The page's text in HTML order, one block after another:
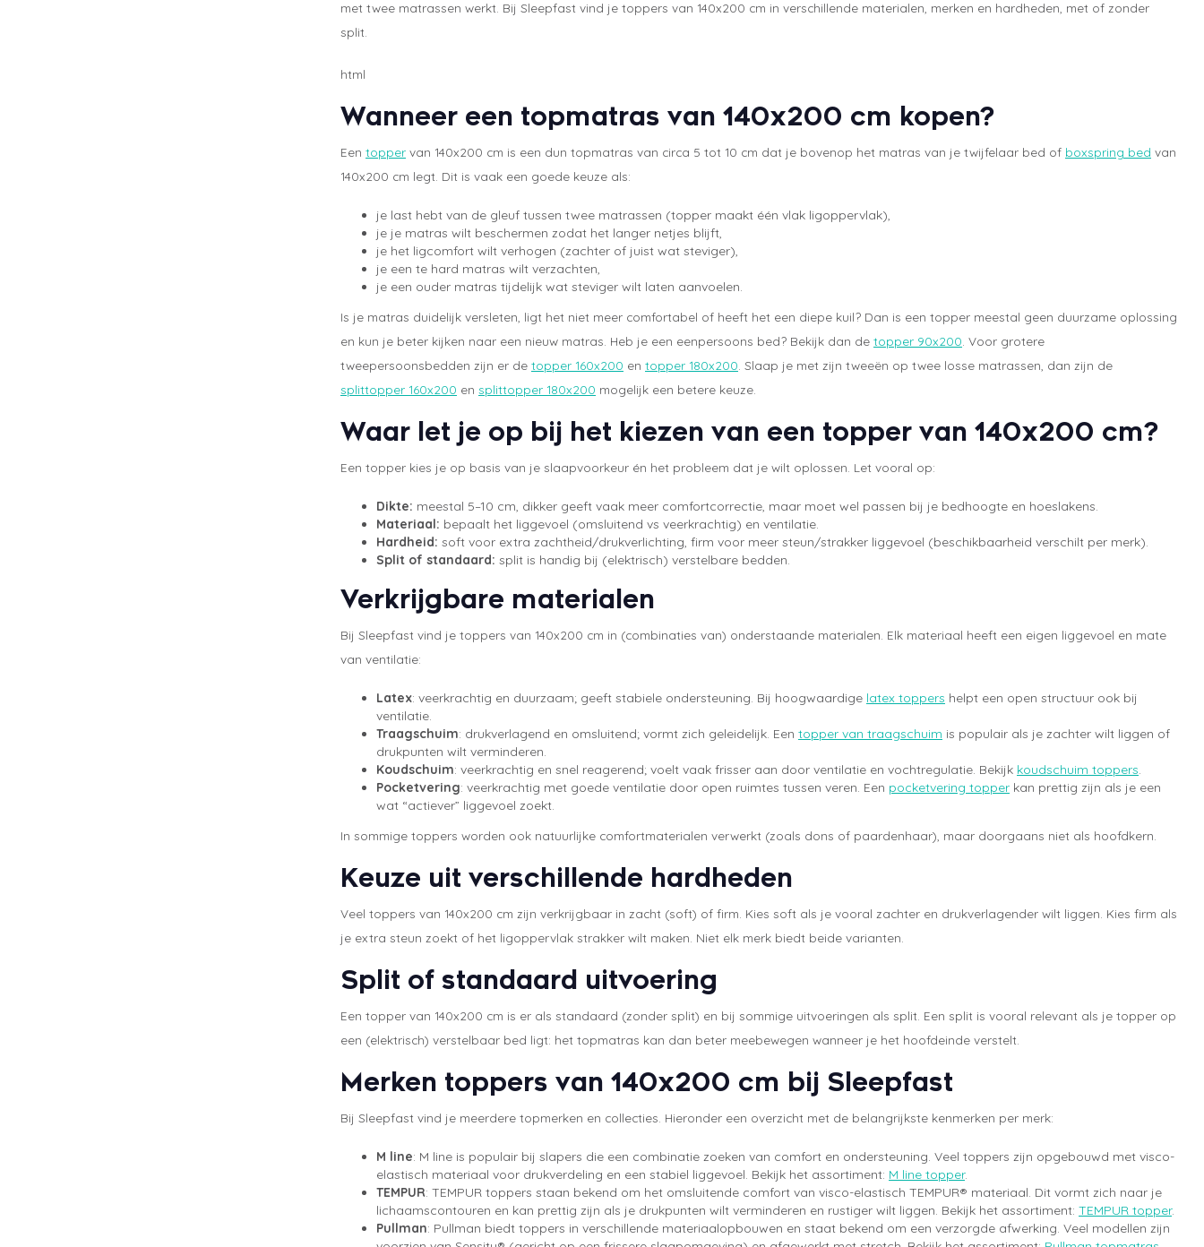
met twee matrassen werkt. Bij Sleepfast vind je toppers van 140x200 cm in verschillende materialen, merken en hardheden, met of zonder
split.
html
Wanneer een topmatras van 140x200 cm kopen?
Een topper van 140x200 cm is een dun topmatras van circa 5 tot 10 cm dat je bovenop het matras van je twijfelaar bed of boxspring bed van
140x200 cm legt. Dit is vaak een goede keuze als:
je last hebt van de gleuf tussen twee matrassen (topper maakt één vlak ligoppervlak),
je je matras wilt beschermen zodat het langer netjes blijft,
je het ligcomfort wilt verhogen (zachter of juist wat steviger),
je een te hard matras wilt verzachten,
je een ouder matras tijdelijk wat steviger wilt laten aanvoelen.
Is je matras duidelijk versleten, ligt het niet meer comfortabel of heeft het een diepe kuil? Dan is een topper meestal geen duurzame oplossing
en kun je beter kijken naar een nieuw matras. Heb je een eenpersoons bed? Bekijk dan de topper 90x200. Voor grotere
tweepersoonsbedden zijn er de topper 160x200 en topper 180x200. Slaap je met zijn tweeën op twee losse matrassen, dan zijn de
splittopper 160x200 en splittopper 180x200 mogelijk een betere keuze.
Waar let je op bij het kiezen van een topper van 140x200 cm?
Een topper kies je op basis van je slaapvoorkeur én het probleem dat je wilt oplossen. Let vooral op:
Dikte: meestal 5–10 cm, dikker geeft vaak meer comfortcorrectie, maar moet wel passen bij je bedhoogte en hoeslakens.
Materiaal: bepaalt het liggevoel (omsluitend vs veerkrachtig) en ventilatie.
Hardheid: soft voor extra zachtheid/drukverlichting, firm voor meer steun/strakker liggevoel (beschikbaarheid verschilt per merk).
Split of standaard: split is handig bij (elektrisch) verstelbare bedden.
Verkrijgbare materialen
Bij Sleepfast vind je toppers van 140x200 cm in (combinaties van) onderstaande materialen. Elk materiaal heeft een eigen liggevoel en mate
van ventilatie:
Latex: veerkrachtig en duurzaam; geeft stabiele ondersteuning. Bij hoogwaardige latex toppers helpt een open structuur ook bij
ventilatie.
Traagschuim: drukverlagend en omsluitend; vormt zich geleidelijk. Een topper van traagschuim is populair als je zachter wilt liggen of
drukpunten wilt verminderen.
Koudschuim: veerkrachtig en snel reagerend; voelt vaak frisser aan door ventilatie en vochtregulatie. Bekijk koudschuim toppers.
Pocketvering: veerkrachtig met goede ventilatie door open ruimtes tussen veren. Een pocketvering topper kan prettig zijn als je een
wat “actiever” liggevoel zoekt.
In sommige toppers worden ook natuurlijke comfortmaterialen verwerkt (zoals dons of paardenhaar), maar doorgaans niet als hoofdkern.
Keuze uit verschillende hardheden
Veel toppers van 140x200 cm zijn verkrijgbaar in zacht (soft) of firm. Kies soft als je vooral zachter en drukverlagender wilt liggen. Kies firm als
je extra steun zoekt of het ligoppervlak strakker wilt maken. Niet elk merk biedt beide varianten.
Split of standaard uitvoering
Een topper van 140x200 cm is er als standaard (zonder split) en bij sommige uitvoeringen als split. Een split is vooral relevant als je topper op
een (elektrisch) verstelbaar bed ligt: het topmatras kan dan beter meebewegen wanneer je het hoofdeinde verstelt.
Merken toppers van 140x200 cm bij Sleepfast
Bij Sleepfast vind je meerdere topmerken en collecties. Hieronder een overzicht met de belangrijkste kenmerken per merk:
M line: M line is populair bij slapers die een combinatie zoeken van comfort en ondersteuning. Veel toppers zijn opgebouwd met visco-
elastisch materiaal voor drukverdeling en een stabiel liggevoel. Bekijk het assortiment: M line topper.
TEMPUR: TEMPUR toppers staan bekend om het omsluitende comfort van visco-elastisch TEMPUR® materiaal. Dit vormt zich naar je
lichaamscontouren en kan prettig zijn als je drukpunten wilt verminderen en rustiger wilt liggen. Bekijk het assortiment: TEMPUR topper.
Pullman: Pullman biedt toppers in verschillende materiaalopbouwen en staat bekend om een verzorgde afwerking. Veel modellen zijn